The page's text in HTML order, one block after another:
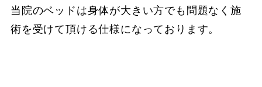
当院のベッドは身体が大きい方でも問題なく施
術を受けて頂ける仕様になっております。